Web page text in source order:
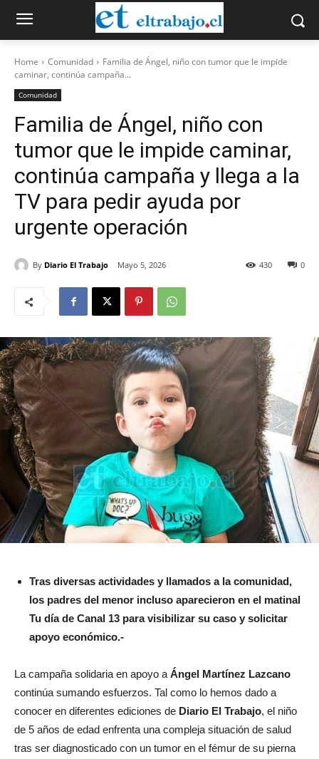
Home Comunidad
Familia de Ángel, niño con tumor que le impide
caminar, continúa campaña...
Comunidad
Familia de Ángel, niño con
tumor que le impide caminar,
continúa campaña y llega a la
TV para pedir ayuda por
urgente operación
By Diario El Trabajo Mayo 5, 2026 0
430
Tras diversas actividades y llamados a la comunidad,
los padres del menor incluso aparecieron en el matinal
Tu día de Canal 13 para visibilizar su caso y solicitar
apoyo económico.-
La campaña solidaria en apoyo a Ángel Martínez Lazcano
continúa sumando esfuerzos. Tal como lo hemos dado a
conocer en diferentes ediciones de Diario El Trabajo, el niño
de 5 años de edad enfrenta una compleja situación de salud
tras ser diagnosticado con un tumor en el fémur de su pierna